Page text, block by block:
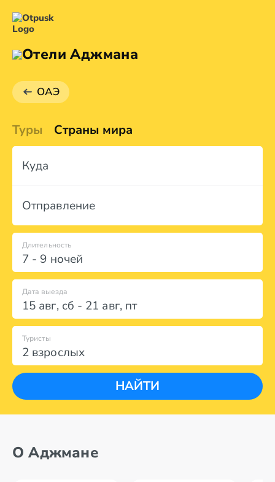
Отели Аджмана
ОАЭ
Туры Страны мира
Куда
Отправление
7 - 9 ночей
Длительность
Дата выезда
15 авг, сб - 21 авг, пт
2 взрослых
Туристы
НАЙТИ
О Аджмане